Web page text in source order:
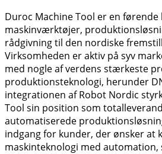
Duroc Machine Tool er en
maskinværktøjer,
rådgivning til den nordiske
Virksomheden er aktiv på syv
med nogle af verdens stærkeste
produktionsteknologi, herunder
integrationen af Robot Nordic
Tool sin position som
automatiserede
indgang for kunder, der ønsker at
maskinteknologi med automation,